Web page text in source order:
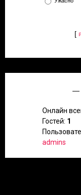
[
Онлайн
Гостей: 1
admins